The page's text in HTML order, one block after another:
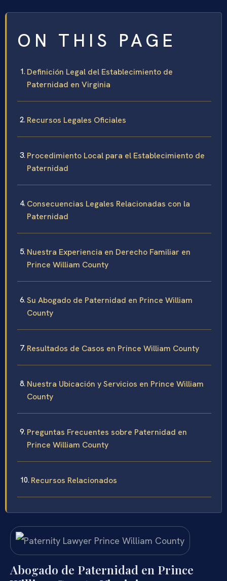
ON THIS PAGE
Definición Legal del Establecimiento de
Paternidad en Virginia
Recursos Legales Oficiales
Procedimiento Local para el Establecimiento de
Paternidad
Consecuencias Legales Relacionadas con la
Paternidad
Nuestra Experiencia en Derecho Familiar en
Prince William County
Su Abogado de Paternidad en Prince William
County
Resultados de Casos en Prince William County
Nuestra Ubicación y Servicios en Prince William
County
Preguntas Frecuentes sobre Paternidad en
Prince William County
Recursos Relacionados
Abogado de Paternidad en Prince